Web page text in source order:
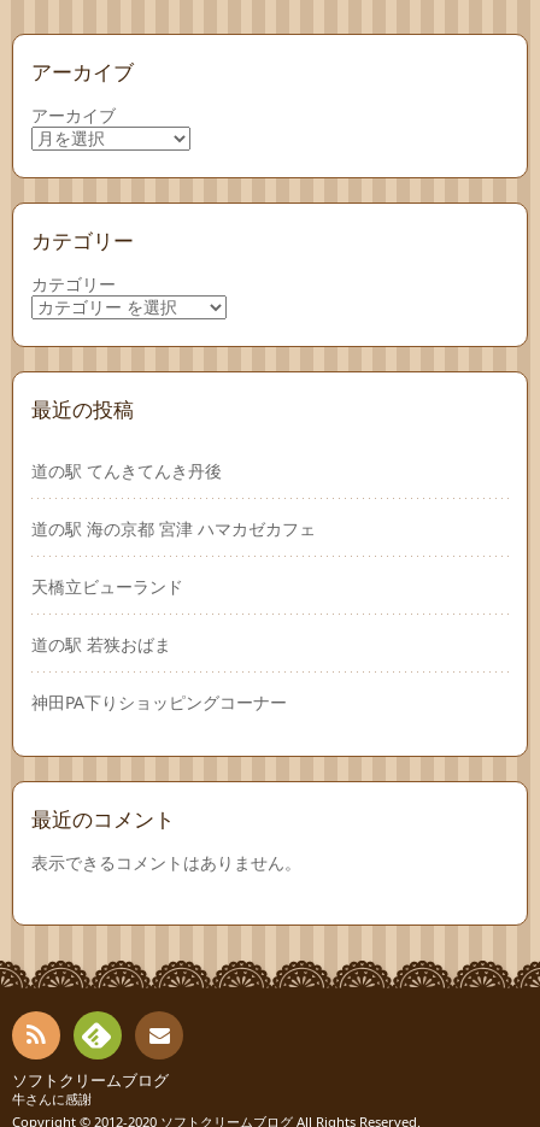
アーカイブ
アーカイブ
カテゴリー
カテゴリー
最近の投稿
道の駅 てんきてんき丹後
道の駅 海の京都 宮津 ハマカゼカフェ
天橋立ビューランド
道の駅 若狭おばま
神田PA下りショッピングコーナー
最近のコメント
表示できるコメントはありません。
RSS
Fee
お問
ソフトクリームブログ
牛さんに感謝
Copyright © 2012-2020 ソフトクリームブログ All Rights Reserved.